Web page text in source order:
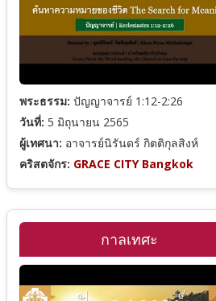
พระธรรม: ปัญญาจารย์ 1:12-2:26
วันที่: 5 มิถุนายน 2565
ผู้เทศนา: อาจารย์นิรันดร์ กิตติกุลสิงห์
คริสตจักร: GRACE CITY Bangkok
กาลเทศะ